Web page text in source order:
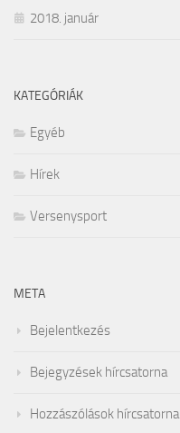
2018. január
KATEGÓRIÁK
Egyéb
Hírek
Versenysport
META
Bejelentkezés
Bejegyzések hírcsatorna
Hozzászólások hírcsatorna